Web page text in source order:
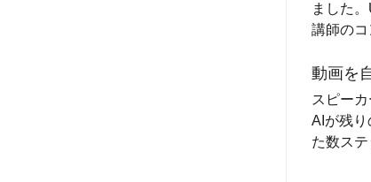
ました
講師の
動画を
スピー
AIが残り
た数ス